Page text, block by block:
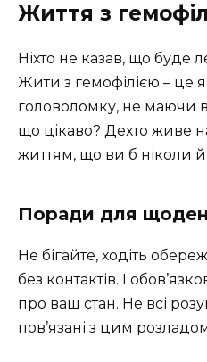
Життя з
Ніхто не казав, що буде
Жити з гемофілією – це
головоломку, не маючи
що цікаво? Дехто живе
життям, що ви б ніколи
Поради для
Не бігайте, ходіть
без контактів. І
про ваш стан. Не всі
пов’язані з цим